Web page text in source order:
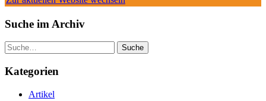
Suche im Archiv
Suche
Kategorien
Artikel